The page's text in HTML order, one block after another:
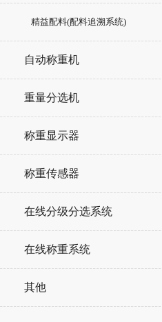
精益配料(配料追溯系统)
自动称重机
重量分选机
称重显示器
称重传感器
在线分级分选系统
在线称重系统
其他